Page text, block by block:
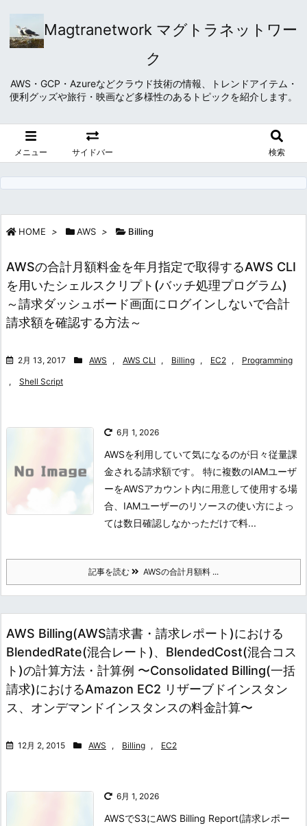
Magtranetwork マグトラネットワー
ク
AWS・GCP・Azureなどクラウド技術の情報、トレンドアイテム・
便利グッズや旅行・映画など多様性のあるトピックを紹介します。
メニュー サイドバー 検索
HOME > AWS > Billing
AWSの合計月額料金を年月指定で取得するAWS CLI
を用いたシェルスクリプト(バッチ処理プログラム)
～請求ダッシュボード画面にログインしないで合計
請求額を確認する方法～
2月 13, 2017 AWS , AWS CLI , Billing , EC2 , Programming
, Shell Script
6月 1, 2026
AWSを利用していて気になるのが日々従量課
金される請求額です。 特に複数のIAMユーザ
ーをAWSアカウント内に用意して使用する場
合、IAMユーザーのリソースの使い方によっ
ては数日確認しなかっただけで料...
記事を読む AWSの合計月額料 ...
AWS Billing(AWS請求書・請求レポート)における
BlendedRate(混合レート)、BlendedCost(混合コス
ト)の計算方法・計算例 〜Consolidated Billing(一括
請求)におけるAmazon EC2 リザーブドインスタン
ス、オンデマンドインスタンスの料金計算〜
12月 2, 2015 AWS , Billing , EC2
6月 1, 2026
AWSでS3にAWS Billing Report(請求レポー